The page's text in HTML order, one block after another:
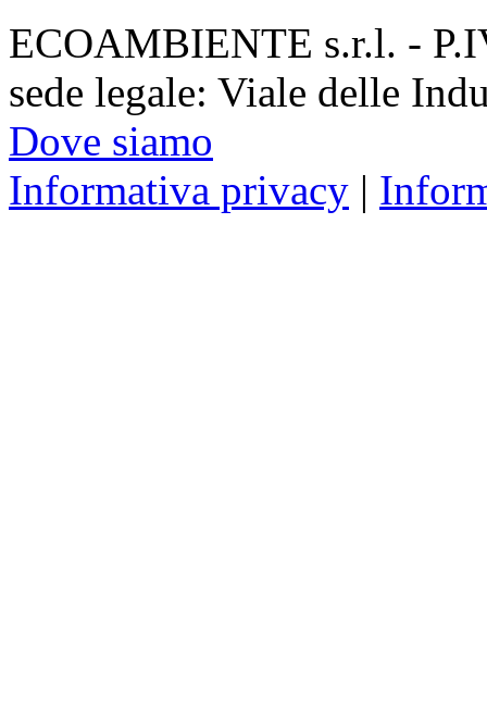
ECOAMBIENTE s.r.l. -
sede legale: Viale delle
Dove siamo
Informativa privacy |